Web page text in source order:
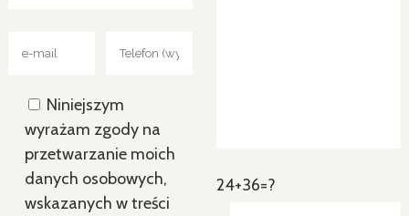
Niniejszym
wyrażam zgody na
przetwarzanie moich
danych osobowych,
wskazanych w treści
24+36=?